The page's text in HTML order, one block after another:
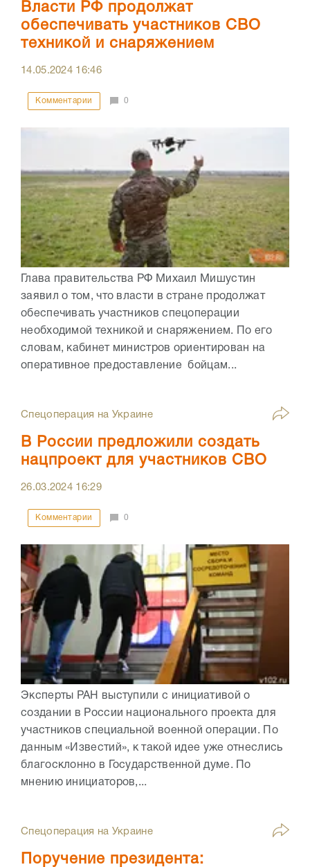
Власти РФ продолжат
обеспечивать участников СВО
техникой и снаряжением
14.05.2024 16:46
Комментарии 0
Глава правительства РФ Михаил Мишустин
заявил о том, что власти в стране продолжат
обеспечивать участников спецоперации
необходимой техникой и снаряжением. По его
словам, кабинет министров ориентирован на
оперативное предоставление бойцам...
Спецоперация на Украине
В России предложили создать
нацпроект для участников СВО
26.03.2024 16:29
Комментарии 0
Эксперты РАН выступили с инициативой о
создании в России национального проекта для
участников специальной военной операции. По
данным «Известий», к такой идее уже отнеслись
благосклонно в Государственной думе. По
мнению инициаторов,...
Спецоперация на Украине
Поручение президента: